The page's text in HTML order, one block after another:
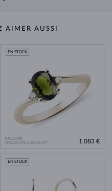
AIMER AUSSI
OR JAUNE
MOLDAVITE & DIAMANT
EN STOCK
1 083 €
EN STOCK